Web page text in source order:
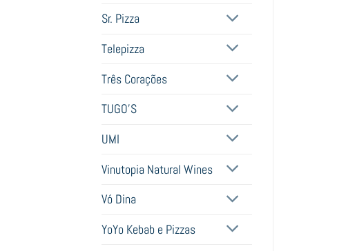
Sr. Pizza
Telepizza
Três Corações
TUGO'S
UMI
Vinutopia Natural Wines
Vó Dina
YoYo Kebab e Pizzas